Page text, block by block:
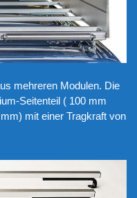
mehreren Modulen. Die
Seitenteil ( 100 mm
mit einer Tragkraft von